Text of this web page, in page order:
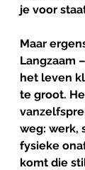
je voor
Maar
Langzaam
het leven
te groot.
weg: werk,
fysieke
komt die